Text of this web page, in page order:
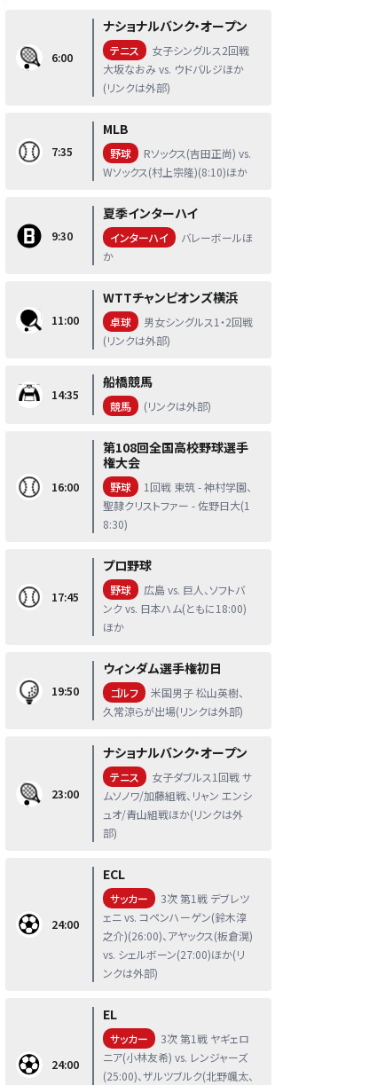
6:00
ナショナルバンク・オープン
テニス
女子シングルス2回戦
大坂なおみ vs. ウドバルジほか
(リンクは外部)
7:35
MLB
野球
Rソックス(吉田正尚) vs.
Wソックス(村上宗隆)(8:10)ほか
9:30
夏季インターハイ
インターハイ
バレーボールほ
か
11:00
WTTチャンピオンズ横浜
卓球
男女シングルス1・2回戦
(リンクは外部)
14:35
船橋競馬
競馬 (リンクは外部)
16:00
第108回全国高校野球選手
権大会
野球
1回戦 東筑 - 神村学園、
聖隷クリストファー - 佐野日大(1
8:30)
17:45
プロ野球
野球
広島 vs. 巨人、ソフトバ
ンク vs. 日本ハム(ともに18:00)
ほか
19:50
ウィンダム選手権初日
ゴルフ
米国男子 松山英樹、
久常涼らが出場(リンクは外部)
23:00
ナショナルバンク・オープン
テニス
女子ダブルス1回戦 サ
ムソノワ/加藤組戦、リャン エンシ
ュオ/青山組戦ほか(リンクは外
部)
24:00
ECL
サッカー
3次 第1戦 デブレツ
ェニ vs. コペンハーゲン(鈴木淳
之介)(26:00)、アヤックス(板倉滉)
vs. シェルボーン(27:00)ほか(リ
ンクは外部)
24:00
EL
サッカー
3次 第1戦 ヤギェロ
ニア(小林友希) vs. レンジャーズ
(25:00)、ザルツブルク(北野颯太、